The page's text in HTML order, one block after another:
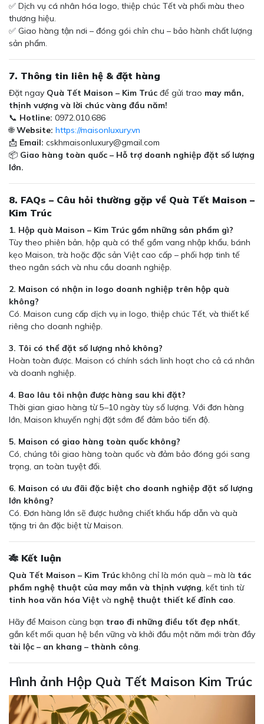
✅ Dịch vụ cá nhân hóa logo, thiệp chúc Tết và phối màu theo
thương hiệu.
✅ Giao hàng tận nơi – đóng gói chỉn chu – bảo hành chất lượng
sản phẩm.
7. Thông tin liên hệ & đặt hàng
Đặt ngay Quà Tết Maison – Kim Trúc để gửi trao may mắn,
thịnh vượng và lời chúc vàng đầu năm!
📞 Hotline: 0972.010.686
🌐Website: https://maisonluxury.vn
📩 Email: cskhmaisonluxury@gmail.com
📦 Giao hàng toàn quốc – Hỗ trợ doanh nghiệp đặt số lượng
lớn.
8. FAQs – Câu hỏi thường gặp về Quà Tết Maison –
Kim Trúc
1. Hộp quà Maison – Kim Trúc gồm những sản phẩm gì?
Tùy theo phiên bản, hộp quà có thể gồm vang nhập khẩu, bánh
kẹo Maison, trà hoặc đặc sản Việt cao cấp – phối hợp tinh tế
theo ngân sách và nhu cầu doanh nghiệp.
2. Maison có nhận in logo doanh nghiệp trên hộp quà
không?
Có. Maison cung cấp dịch vụ in logo, thiệp chúc Tết, và thiết kế
riêng cho doanh nghiệp.
3. Tôi có thể đặt số lượng nhỏ không?
Hoàn toàn được. Maison có chính sách linh hoạt cho cả cá nhân
và doanh nghiệp.
4. Bao lâu tôi nhận được hàng sau khi đặt?
Thời gian giao hàng từ 5–10 ngày tùy số lượng. Với đơn hàng
lớn, Maison khuyến nghị đặt sớm để đảm bảo tiến độ.
5. Maison có giao hàng toàn quốc không?
Có, chúng tôi giao hàng toàn quốc và đảm bảo đóng gói sang
trọng, an toàn tuyệt đối.
6. Maison có ưu đãi đặc biệt cho doanh nghiệp đặt số lượng
lớn không?
Có. Đơn hàng lớn sẽ được hưởng chiết khấu hấp dẫn và quà
tặng tri ân đặc biệt từ Maison.
🎋 Kết luận
Quà Tết Maison – Kim Trúc không chỉ là món quà – mà là tác
phẩm nghệ thuật của may mắn và thịnh vượng, kết tinh từ
tinh hoa văn hóa Việt và nghệ thuật thiết kế đỉnh cao.
Hãy để Maison cùng bạn trao đi những điều tốt đẹp nhất,
gắn kết mối quan hệ bền vững và khởi đầu một năm mới tràn đầy
tài lộc – an khang – thành công.
Hình ảnh Hộp Quà Tết Maison Kim Trúc